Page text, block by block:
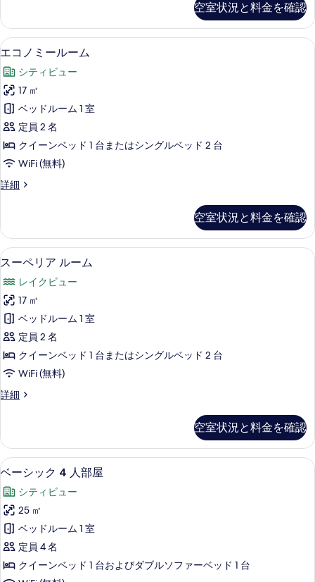
す
べ
て
の
写
真
を
表
示
す
ー
ト
ル
ム
の
詳
細
空室状況と料金を確認
エ
コ
ノ
ミ
ー
ル
ー
の
べ
て
の
写
真
を
表
示
す
る
エコノミールーム | ミニバー、セー
4
エコノミールーム
シティビュー
17 ㎡
ベッドルーム 1 室
定員 2 名
クイーンベッド 1 台またはシングルベッド 2 台
WiFi (無料)
詳細
エ
ー
ル
ー
の
詳
細
空室状況と料金を確認
ス
ペ
リ
ア
ル
ー
の
べ
て
の
写
真
を
表
示
スーペリア ルーム | ミニバー、セー
7
スーペリア ルーム
レイクビュー
17 ㎡
ベッドルーム 1 室
定員 2 名
クイーンベッド 1 台またはシングルベッド 2 台
WiFi (無料)
詳細
ス
ア
ル
ー
の
詳
細
空室状況と料金を確認
ベ
ー
シ
ッ
ク
4
人
ベーシック 4 人部屋 | ミニバー、セ
5
ベーシック 4 人部屋
シティビュー
25 ㎡
ベッドルーム 1 室
定員 4 名
クイーンベッド 1 台およびダブルソファーベッド 1 台